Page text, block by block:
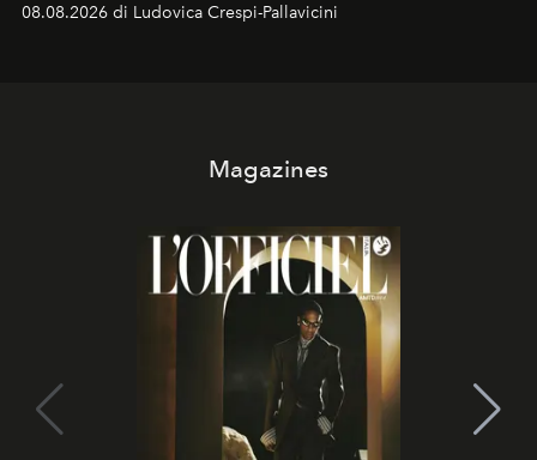
celeste per seguire il passaggio delle
08.08.2026 di Ludovica Crespi-Pallavicini
Magazines